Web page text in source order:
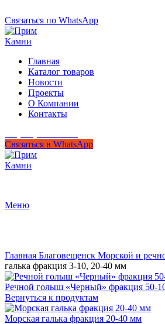
Связаться по WhatsApp
Главная
Каталог товаров
Новости
Проекты
О Компании
Контакты
Связаться в WhatsApp
Меню
Главная Благовещенск Морской и
галька фракция 3-10, 20-40 мм
Речной голыш «Черный» фракция 50-
Вернуться к продуктам
Морская галька фракция 20-40 мм